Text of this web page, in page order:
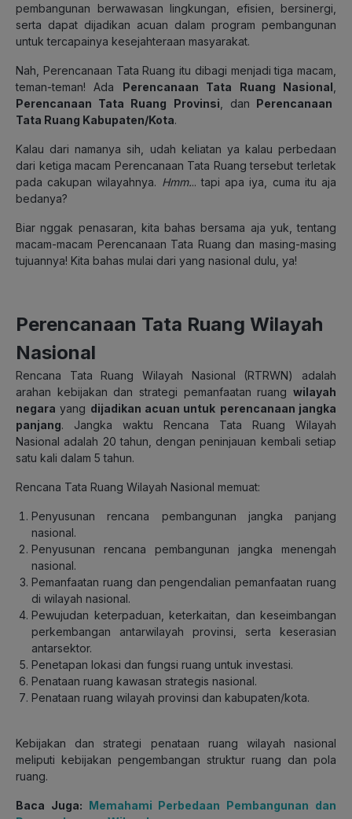
pembangunan berwawasan lingkungan, efisien, bersinergi,
serta dapat dijadikan acuan dalam program pembangunan
untuk tercapainya kesejahteraan masyarakat.
Nah, Perencanaan Tata Ruang itu dibagi menjadi tiga macam,
teman-teman! Ada Perencanaan Tata Ruang Nasional
Perencanaan Tata Ruang Provinsi
dan Perencanaan
Tata Ruang Kabupaten/Kota.
Kalau dari namanya sih, udah keliatan ya kalau perbedaan
dari ketiga macam Perencanaan Tata Ruang tersebut terletak
pada cakupan wilayahnya. Hmm... tapi apa iya, cuma itu aja
bedanya?
Biar nggak penasaran, kita bahas bersama aja yuk, tentang
macam-macam Perencanaan Tata Ruang dan masing-masing
tujuannya! Kita bahas mulai dari yang nasional dulu, ya!
Perencanaan Tata Ruang Wilayah
Nasional
Rencana Tata Ruang Wilayah Nasional (RTRWN) adalah
arahan kebijakan dan strategi pemanfaatan ruang wilayah
negara yang dijadikan acuan untuk perencanaan jangka
panjang. Jangka waktu Rencana Tata Ruang Wilayah
Nasional adalah 20 tahun, dengan peninjauan kembali setiap
satu kali dalam 5 tahun.
Rencana Tata Ruang Wilayah Nasional memuat:
Penyusunan rencana pembangunan jangka panjang
nasional.
Penyusunan rencana pembangunan jangka menengah
nasional.
Pemanfaatan ruang dan pengendalian pemanfaatan ruang
di wilayah nasional.
Pewujudan keterpaduan, keterkaitan, dan keseimbangan
perkembangan antarwilayah provinsi, serta keserasian
antarsektor.
Penetapan lokasi dan fungsi ruang untuk investasi.
Penataan ruang kawasan strategis nasional.
Penataan ruang wilayah provinsi dan kabupaten/kota.
Kebijakan dan strategi penataan ruang wilayah nasional
meliputi kebijakan pengembangan struktur ruang dan pola
ruang.
Baca Juga: Memahami Perbedaan Pembangunan dan